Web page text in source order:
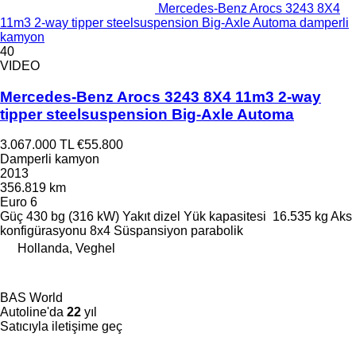
Mercedes-Benz Arocs 3243 8X4
11m3 2-way tipper steelsuspension Big-Axle Automa damperli
kamyon
40
VIDEO
Mercedes-Benz Arocs 3243 8X4 11m3 2-way
tipper steelsuspension Big-Axle Automa
3.067.000 TL €55.800
Damperli kamyon
2013
356.819 km
Euro 6
Güç 430 bg (316 kW) Yakıt dizel Yük kapasitesi 16.535 kg Aks
konfigürasyonu 8x4 Süspansiyon parabolik
Hollanda, Veghel
BAS World
Autoline'da 22 yıl
Satıcıyla iletişime geç